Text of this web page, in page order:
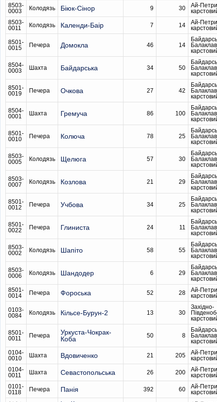
8503-
0003
Колодязь Біюк-Сінор 9 30
Ай-
8503-
0011
Колодязь Календи-Баір 7 14
Ай-
8501-
0015
Печера Домокла 46 14
8504-
0003
Шахта Байдарська 34 50
8501-
0019
Печера Очкова 27 42
8504-
0001
Шахта Гремуча 86 100
8501-
0010
Печера Колюча 78 25
8503-
0005
Колодязь Щелюга 57 30
8503-
0007
Колодязь Козлова 21 29
8501-
0012
Печера Учбова 34 25
8501-
0022
Печера Глиниста 24 11
8503-
0002
Колодязь Шапіто 58 55
8503-
0006
Колодязь Шандодер 6 29
8501-
0014
Печера Фороська 52 28
Ай-
0103-
0084
Колодязь Кільсе-Бурун-2 13 30
Західно-
8501-
0011
Печера
Уркуста-Чокрак-
Коба
50 8
0104-
0010
Шахта Вдовиченко 21 205
Ай-
0104-
0011
Шахта Севастопольська 26 200
Ай-
0101-
0118
Печера Панія 392 60
Ай-